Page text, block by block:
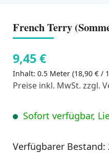
French Terry
9,45 €
Inhalt: 0.5 Meter (18,90 € /
Preise inkl. MwSt. zzgl.
Sofort verfügbar,
Verfügbarer Bestand: